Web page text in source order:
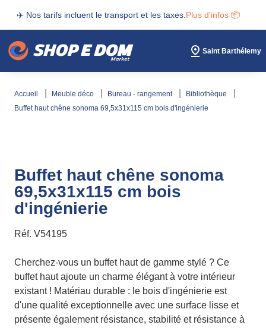
✈️ Nos tarifs incluent le transport et les taxes. Plus d'infos 📦
Saint Barthélemy
accueil meuble déco bureau - rangement
bibliothèque
buffet haut chêne sonoma 69,5x31x115 cm bois d'ingénierie
Buffet haut chêne sonoma
69,5x31x115 cm bois
d'ingénierie
Réf. V54195
Cherchez-vous un buffet haut de gamme stylé ? Ce
buffet haut ajoute un charme élégant à votre intérieur
existant ! Matériau durable : le bois d'ingénierie est
d'une qualité exceptionnelle avec une surface lisse et
présente également résistance, stabilité et résistance à